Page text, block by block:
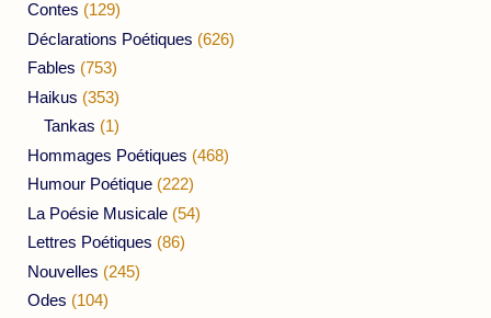
Contes (129)
Déclarations Poétiques (626)
Fables (753)
Haikus (353)
Tankas (1)
Hommages Poétiques (468)
Humour Poétique (222)
La Poésie Musicale (54)
Lettres Poétiques (86)
Nouvelles (245)
Odes (104)